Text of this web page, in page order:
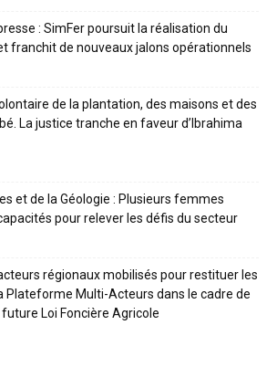
: SimFer poursuit la réalisation du
franchit de nouveaux jalons opérationnels
de la plantation, des maisons et des
La justice tranche en faveur d’Ibrahima
et de la Géologie : Plusieurs femmes
pour relever les défis du secteur
régionaux mobilisés pour restituer les
Plateforme Multi-Acteurs dans le cadre de
future Loi Foncière Agricole